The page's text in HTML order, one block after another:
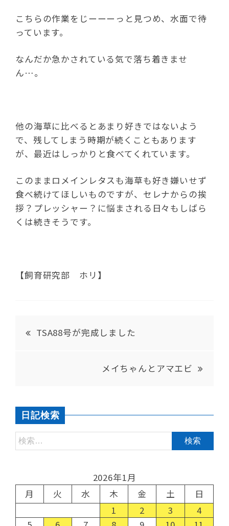
こちらの作業をじーーーっと見つめ、水面で待
っています。
なんだか急かされている気で落ち着きませ
ん…。
他の海草に比べるとあまり好きではないよう
で、残してしまう時期が続くこともあります
が、最近はしっかりと食べてくれています。
このままロメインレタスも海草も好き嫌いせず
食べ続けてほしいものですが、セレナからの挨
拶？プレッシャー？に悩まされる日々もしばら
くは続きそうです。
【飼育研究部 ホリ】
TSA88号が完成しました
メイちゃんとアマエビ
日記検索
2026年1月
月
火 水 木 金 土
日
1
2 3
4